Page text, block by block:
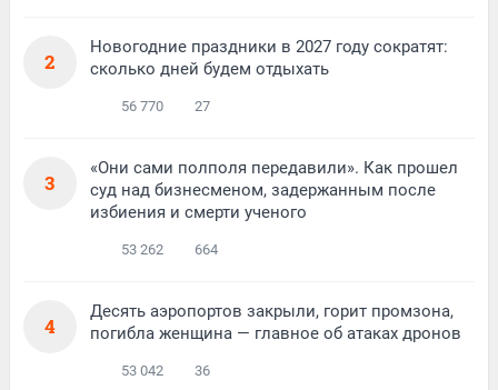
2
Новогодние праздники в 2027 году сократят:
сколько дней будем отдыхать
56 770 27
3
«Они сами полполя передавили». Как прошел
суд над бизнесменом, задержанным после
избиения и смерти ученого
53 262 664
4
Десять аэропортов закрыли, горит промзона,
погибла женщина — главное об атаках дронов
53 042 36